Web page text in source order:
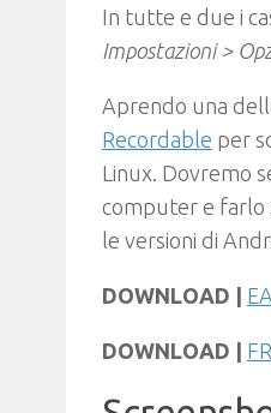
In tutte e due i
Impostazioni >
Aprendo una
Recordable per
Linux. Dovremo
computer e farlo
le versioni di
DOWNLOAD |
DOWNLOAD |